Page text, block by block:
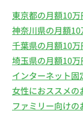
東京都の月額10
神奈川県の月額
千葉県の月額10
埼玉県の月額10
インターネット
女性におススメの
ファミリー向けの